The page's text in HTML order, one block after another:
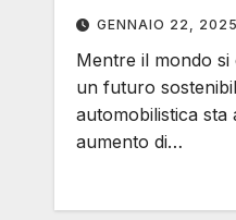
GENNAIO 22, 2025
Mentre il mondo
un futuro
automobilistica sta
aumento di…